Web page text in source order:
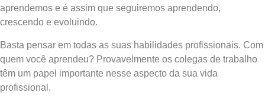
aprendemos e é assim que seguiremos aprendendo,
crescendo e evoluindo.
Basta pensar em todas as suas habilidades profissionais. Com
quem você aprendeu? Provavelmente os colegas de trabalho
têm um papel importante nesse aspecto da sua vida
profissional.